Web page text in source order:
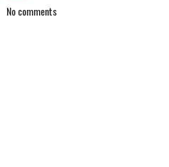
No comments